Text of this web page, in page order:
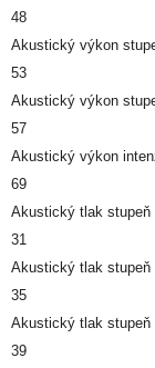
48
Akustický výkon
53
Akustický výkon
57
Akustický výkon
69
Akustický tlak stupeň
31
Akustický tlak stupeň
35
Akustický tlak stupeň
39